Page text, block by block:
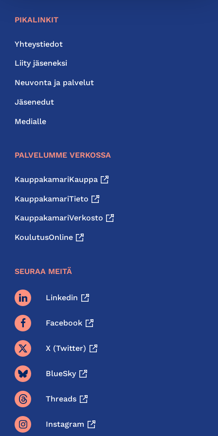
PIKALINKIT
Yhteystiedot
Liity jäseneksi
Neuvonta ja palvelut
Jäsenedut
Medialle
PALVELUMME VERKOSSA
KauppakamariKauppa
KauppakamariTieto
KauppakamariVerkosto
KoulutusOnline
SEURAA MEITÄ
Linkedin
Facebook
X (twitter)
BlueSky
Threads
Instagram